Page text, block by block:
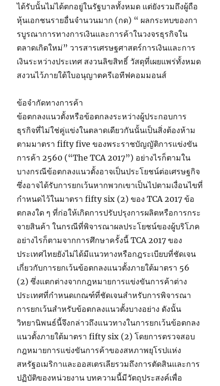
ได้รับนั้นไม่ได้ตกอยู่ในรัฐบาลทั้งหมด แต่ยังรวมถึงผู้ถือ
หุ้นเอกชนรายอื่นจำนวนมาก (กด) “ ผลกระทบของกา
รบูรณาการทางการเงินและการค้าในวงจรธุรกิจใน
ตลาดเกิดใหม่” วารสารเศรษฐศาสตร์การเงินและการ
เงินระหว่างประเทศ สงวนลิขสิทธิ์ วัสดุที่เผยแพร่ทั้งหมด
สงวนไว้ภายใต้ใบอนุญาตครีเอทีฟคอมมอนส์
ข้อจำกัดทางการค้า
ข้อตกลงแนวตั้งหรือข้อตกลงระหว่างผู้ประกอบการ
ธุรกิจที่ไม่ใช่คู่แข่งในตลาดเดียวกันนั้นเป็นสิ่งต้องห้าม
ตามมาตรา fifty five ของพระราชบัญญัติการแข่งขัน
การค้า 2560 (“The TCA 2017”) อย่างไรก็ตามใน
บางกรณีข้อตกลงแนวตั้งอาจเป็นประโยชน์ต่อเศรษฐกิจ
ซึ่งอาจได้รับการยกเว้นหากพวกเขาเป็นไปตามเงื่อนไขที่
กำหนดไว้ในมาตรา fifty six (2) ของ TCA 2017 ข้อ
ตกลงใด ๆ ที่ก่อให้เกิดการปรับปรุงการผลิตหรือการกระ
จายสินค้า ในกรณีที่พิจารณาผลประโยชน์ของผู้บริโภค
อย่างไรก็ตามจากการศึกษาครั้งนี้ TCA 2017 ของ
ประเทศไทยยังไม่ได้มีแนวทางหรือกฎระเบียบที่ชัดเจน
เกี่ยวกับการยกเว้นข้อตกลงแนวตั้งภายใต้มาตรา 56
(2) ซึ่งแตกต่างจากกฎหมายการแข่งขันการค้าต่าง
ประเทศที่กำหนดเกณฑ์ที่ชัดเจนสำหรับการพิจารณา
การยกเว้นสำหรับข้อตกลงแนวตั้งบางอย่าง ดังนั้น
วิทยานิพนธ์นี้จึงกล่าวถึงแนวทางในการยกเว้นข้อตกลง
แนวตั้งภายใต้มาตรา fifty six (2) โดยการตรวจสอบ
กฎหมายการแข่งขันการค้าของสหภาพยุโรปแห่ง
สหรัฐอเมริกาและออสเตรเลียรวมถึงการตัดสินและการ
ปฏิบัติของหน่วยงาน บทความนี้มีวัตถุประสงค์เพื่อ